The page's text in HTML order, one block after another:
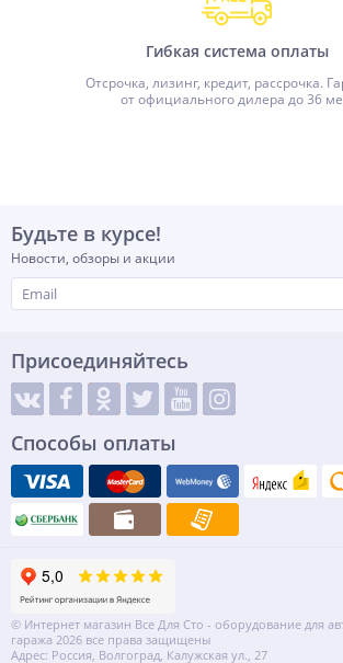
Гибкая система оплаты
Отсрочка, лизинг, кредит, рассрочка.
от официального дилера до 36
Будьте в курсе!
Новости, обзоры и акции
Присоединяйтесь
Способы оплаты
© Интернет магазин Все Для Сто - оборудование для
гаража 2026 все права защищены
Адрес: Россия, Волгоград, Калужская ул., 27